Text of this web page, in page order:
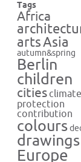
Tags
Africa
artsAsia
autumn&spring
Berlin
children
cities climate
protection
contribution
colours
drawings
Europe